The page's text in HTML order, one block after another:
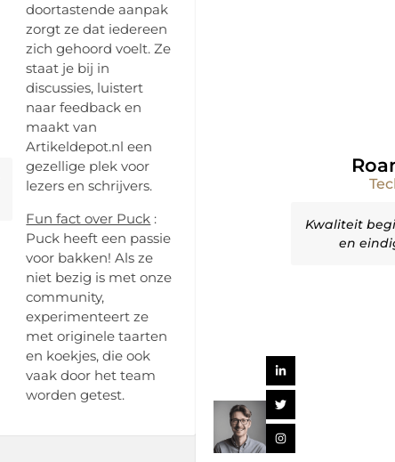
doortastende aanpak
zorgt ze dat iedereen
zich gehoord voelt. Ze
staat je bij in
discussies, luistert
naar feedback en
maakt van
Artikeldepot.nl een
gezellige plek voor
lezers en schrijvers.
Fun fact over Puck :
Puck heeft een passie
voor bakken! Als ze
niet bezig is met onze
community,
experimenteert ze
met originele taarten
en koekjes, die ook
vaak door het team
worden getest.
Kwaliteit
en